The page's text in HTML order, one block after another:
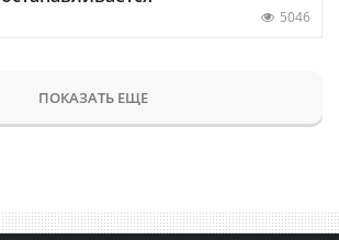
5046
ПОКАЗАТЬ ЕЩЕ